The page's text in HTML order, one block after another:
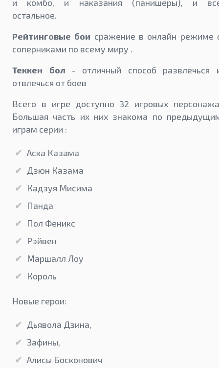
и комбо, и наказания (панишеры), и
остальное.
Рейтинговые бои сражение в онлайн режиме
соперниками по всему миру .
Теккен бол - отличный способ развлечься
отвлечься от боев
Всего в игре доступно 32 игровых
Большая часть их них знакома по
играм серии :
Аска Казама
Дзюн Казама
Кадзуя Мисима
Панда
Пол Феникс
Рэйвен
Маршалл Лоу
Король
Новые герои:
Дьявола Дзина,
Зафины,
Алисы Босконович